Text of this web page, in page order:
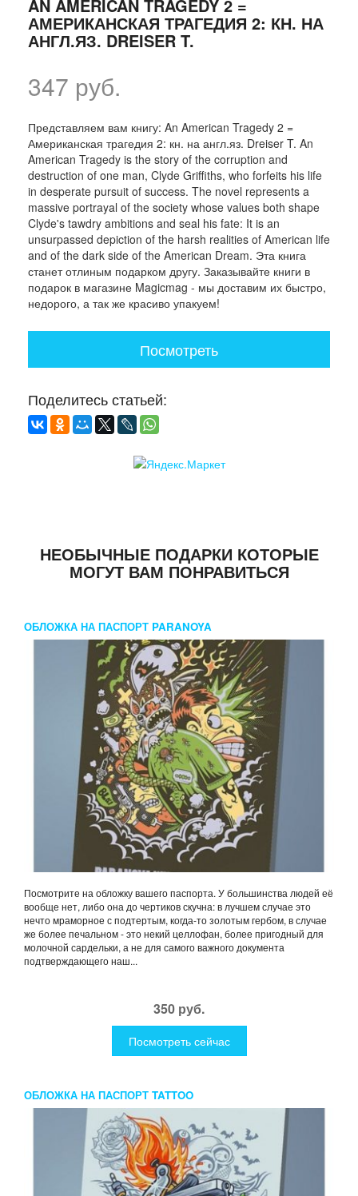
AN AMERICAN TRAGEDY 2 =
АМЕРИКАНСКАЯ ТРАГЕДИЯ 2: КН. НА
АНГЛ.ЯЗ. DREISER T.
347 руб.
Представляем вам книгу: An American Tragedy 2 =
Американская трагедия 2: кн. на англ.яз. Dreiser T. An
American Tragedy is the story of the corruption and
destruction of one man, Clyde Griffiths, who forfeits his life
in desperate pursuit of success. The novel represents a
massive portrayal of the society whose values both shape
Clyde's tawdry ambitions and seal his fate: It is an
unsurpassed depiction of the harsh realities of American life
and of the dark side of the American Dream. Эта книга
станет отлиным подарком другу. Заказывайте книги в
подарок в магазине Magicmag - мы доставим их быстро,
недорого, а так же красиво упакуем!
Посмотреть
Поделитесь статьей:
НЕОБЫЧНЫЕ ПОДАРКИ КОТОРЫЕ
МОГУТ ВАМ ПОНРАВИТЬСЯ
ОБЛОЖКА НА ПАСПОРТ PARANOYA
Посмотрите на обложку вашего паспорта. У большинства людей её
вообще нет, либо она до чертиков скучна: в лучшем случае это
нечто мраморное с подтертым, когда-то золотым гербом, в случае
же более печальном - это некий целлофан, более пригодный для
молочной сардельки, а не для самого важного документа
подтверждающего наш...
350 руб.
Посмотреть сейчас
ОБЛОЖКА НА ПАСПОРТ TATTOO